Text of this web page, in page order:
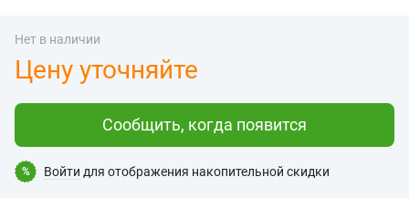
Нет в наличии
Цену уточняйте
Сообщить, когда появится
% Войти для отображения накопительной скидки